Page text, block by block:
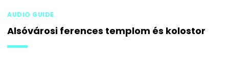
AUDIO GUIDE
Alsóvárosi ferences templom és kolostor